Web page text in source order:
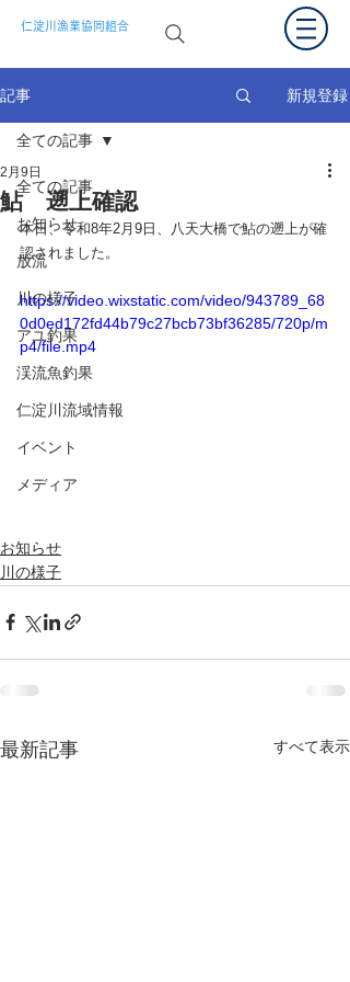
仁淀川漁業協同組合
記事 新規登録
全ての記事
お知らせ
放流
川の様子
アユ釣果
渓流魚釣果
仁淀川流域情報
イベント
メディア
全ての記事
鮎 遡上確認
2月9日
本日、令和8年2月9日、八天大橋で鮎の遡上が確
認されました。
https://video.wixstatic.com/video/943789_68
0d0ed172fd44b79c27bcb73bf36285/720p/m
p4/file.mp4
お知らせ
川の様子
最新記事 すべて表示